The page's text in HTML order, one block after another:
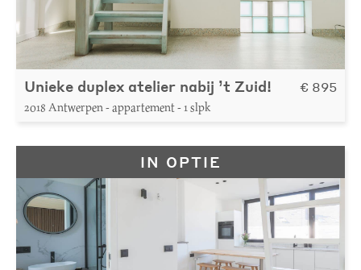
Unieke duplex atelier nabij ’t Zuid!
2018 Antwerpen - appartement - 1 slpk
€ 895
IN OPTIE